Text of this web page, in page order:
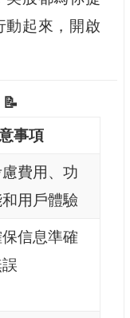
動起來，開啟
事項
費用、功
用戶體驗
信息準確